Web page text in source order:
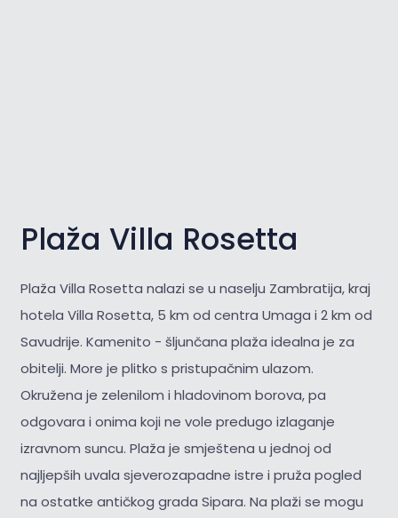
Plaža Villa Rosetta
Plaža Villa Rosetta nalazi se u naselju Zambratija, kraj
hotela Villa Rosetta, 5 km od centra Umaga i 2 km od
Savudrije. Kamenito - šljunčana plaža idealna je za
obitelji. More je plitko s pristupačnim ulazom.
Okružena je zelenilom i hladovinom borova, pa
odgovara i onima koji ne vole predugo izlaganje
izravnom suncu. Plaža je smještena u jednoj od
najljepših uvala sjeverozapadne istre i pruža pogled
na ostatke antičkog grada Sipara. Na plaži se mogu